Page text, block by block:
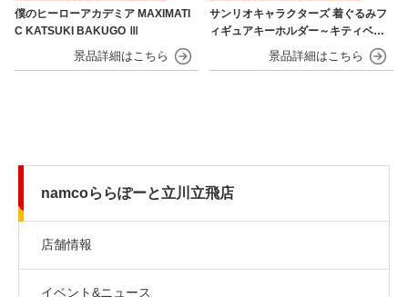
僕のヒーローアカデミア MAXIMATI
C KATSUKI BAKUGO Ⅲ
サンリオキャラクターズ 着ぐるみフ
ィギュアキーホルダー～キティベアv
namcoららぽーと立川立飛店
店舗情報
イベント&ニュース